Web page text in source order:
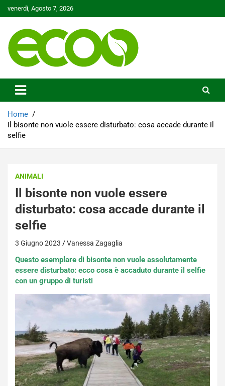
to
venerdì, Agosto 7, 2026
Ecoo.it
Home
Il bisonte non vuole essere disturbato: cosa accade durante il
selfie
ANIMALI
Il bisonte non vuole essere
disturbato: cosa accade durante il
selfie
3 Giugno 2023 Vanessa Zagaglia
Questo esemplare di bisonte non vuole assolutamente
essere disturbato: ecco cosa è accaduto durante il selfie
con un gruppo di turisti